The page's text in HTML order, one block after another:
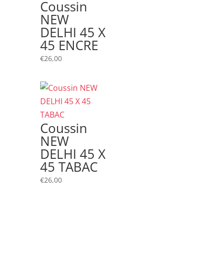
Coussin
NEW
DELHI 45 X
45 ENCRE
€26,00
Coussin
NEW
DELHI 45 X
45 TABAC
€26,00